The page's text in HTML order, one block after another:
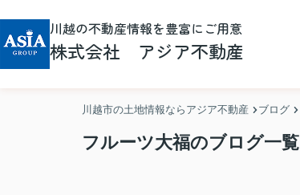
川越の不動産情報を豊富にご用意
株式会社 アジア不動産
川越市の土地情報ならアジア不動産 ブログ
フルーツ大福のブログ一覧